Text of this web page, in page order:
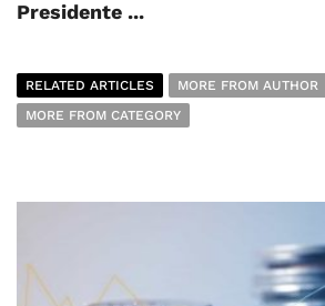
Presidente ...
RELATED ARTICLES
MORE FROM AUTHOR
MORE FROM CATEGORY